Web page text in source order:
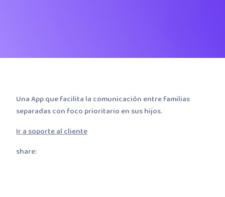
Una App que facilita la comunicación entre familias
separadas con foco prioritario en sus hijos.
Ir a soporte al cliente
share: